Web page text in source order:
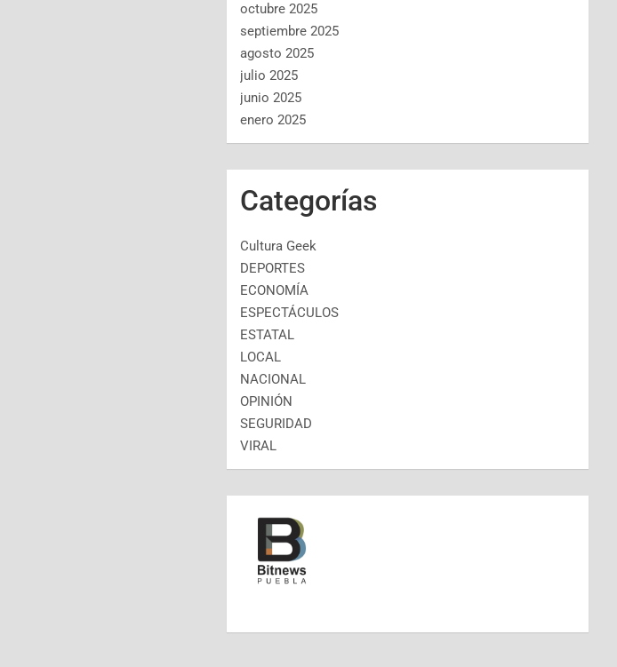
octubre 2025
septiembre 2025
agosto 2025
julio 2025
junio 2025
enero 2025
Categorías
Cultura Geek
DEPORTES
ECONOMÍA
ESPECTÁCULOS
ESTATAL
LOCAL
NACIONAL
OPINIÓN
SEGURIDAD
VIRAL